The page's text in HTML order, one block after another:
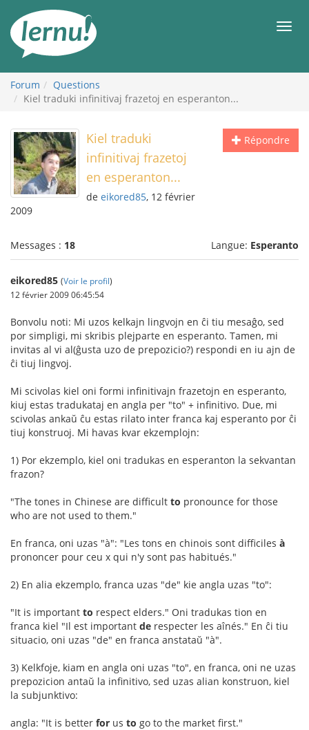
contenu
Forum
Questions
Kiel traduki infinitivaj frazetoj en esperanton...
Répondre
Kiel traduki
infinitivaj frazetoj
en esperanton...
de eikored85, 12 février
2009
Messages : 18 Langue: Esperanto
eikored85 (Voir le profil)
12 février 2009 06:45:54
Bonvolu noti: Mi uzos kelkajn lingvojn en ĉi tiu mesaĝo, sed
por simpligi, mi skribis plejparte en esperanto. Tamen, mi
invitas al vi al(ĝusta uzo de prepozicio?) respondi en iu ajn de
ĉi tiuj lingvoj.
Mi scivolas kiel oni formi infinitivajn frazetojn en esperanto,
kiuj estas tradukataj en angla per "to" + infinitivo. Due, mi
scivolas ankaŭ ĉu estas rilato inter franca kaj esperanto por ĉi
tiuj konstruoj. Mi havas kvar ekzemplojn:
1) Por ekzemplo, kiel oni tradukas en esperanton la sekvantan
frazon?
"The tones in Chinese are difficult to pronounce for those
who are not used to them."
En franca, oni uzas "à": "Les tons en chinois sont difficiles à
prononcer pour ceu x qui n'y sont pas habitués."
2) En alia ekzemplo, franca uzas "de" kie angla uzas "to":
"It is important to respect elders." Oni tradukas tion en
franca kiel "Il est important de respecter les aînés." En ĉi tiu
situacio, oni uzas "de" en franca anstataŭ "à".
3) Kelkfoje, kiam en angla oni uzas "to", en franca, oni ne uzas
prepozicion antaŭ la infinitivo, sed uzas alian konstruon, kiel
la subjunktivo:
angla: "It is better for us to go to the market first."